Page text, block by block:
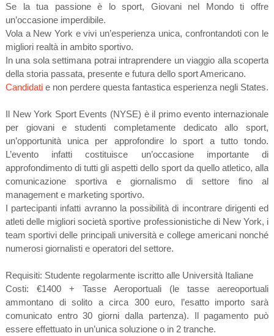
Se la tua passione è lo sport, Giovani nel Mondo ti offre
un’occasione imperdibile.
Vola a New York e vivi un’esperienza unica, confrontandoti con le
migliori realtà in ambito sportivo.
In una sola settimana potrai intraprendere un viaggio alla scoperta
della storia passata, presente e futura dello sport Americano.
Candidatie non perdere questa fantastica esperienza negli States.
Il New York Sport Events (NYSE) è il primo evento internazionale
per giovani e studenti completamente dedicato allo sport,
un’opportunità unica per approfondire lo sport a tutto tondo.
L’evento infatti costituisce un’occasione importante di
approfondimento di tutti gli aspetti dello sport da quello atletico, alla
comunicazione sportiva e giornalismo di settore fino al
management e marketing sportivo.
I partecipanti infatti avranno la possibilità di incontrare dirigenti ed
atleti delle migliori società sportive professionistiche di New York, i
team sportivi delle principali università e college americani nonché
numerosi giornalisti e operatori del settore.
Requisiti: Studente regolarmente iscritto alle Università Italiane
Costi: €1400 + Tasse Aeroportuali (le tasse aereoportuali
ammontano di solito a circa 300 euro, l’esatto importo sarà
comunicato entro 30 giorni dalla partenza). Il pagamento può
essere effettuato in un’unica soluzione o in 2 tranche.